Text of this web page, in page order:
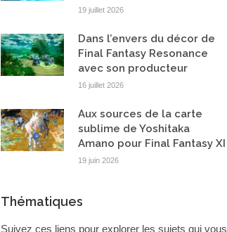
19 juillet 2026
Dans l’envers du décor de
Final Fantasy Resonance
avec son producteur
16 juillet 2026
Aux sources de la carte
sublime de Yoshitaka
Amano pour Final Fantasy XI
19 juin 2026
Thématiques
Suivez ces liens pour explorer les sujets qui vous